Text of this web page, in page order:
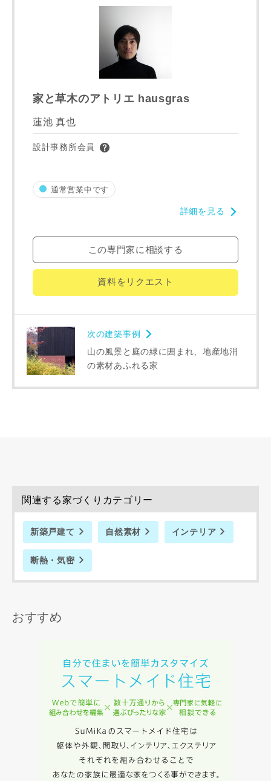
家と草木のアトリエ hausgras
蓮池 真也
設計事務所会員
通常営業中です
詳細を見る
この専門家に相談する
資料をリクエスト
次の建築事例
山の風景と庭の緑に囲まれ、地産地消
の素材あふれる家
関連する家づくりカテゴリー
新築戸建て 自然素材 インテリア
断熱・気密
おすすめ
番地、建物名
建築予定地
希望の予算
万円〜 万円
完成希望時期
資料請求にあたっての注意事項
当社は，当社の
た情報を利用します。
めに利用します。
します。
当社は、お客様が本サービスを利用することにより第三者と
入力内容を送信する
専門家の都合により、資料の送付が遅くなったり、送付でき
ない場合があります。あらかじめご了承ください。